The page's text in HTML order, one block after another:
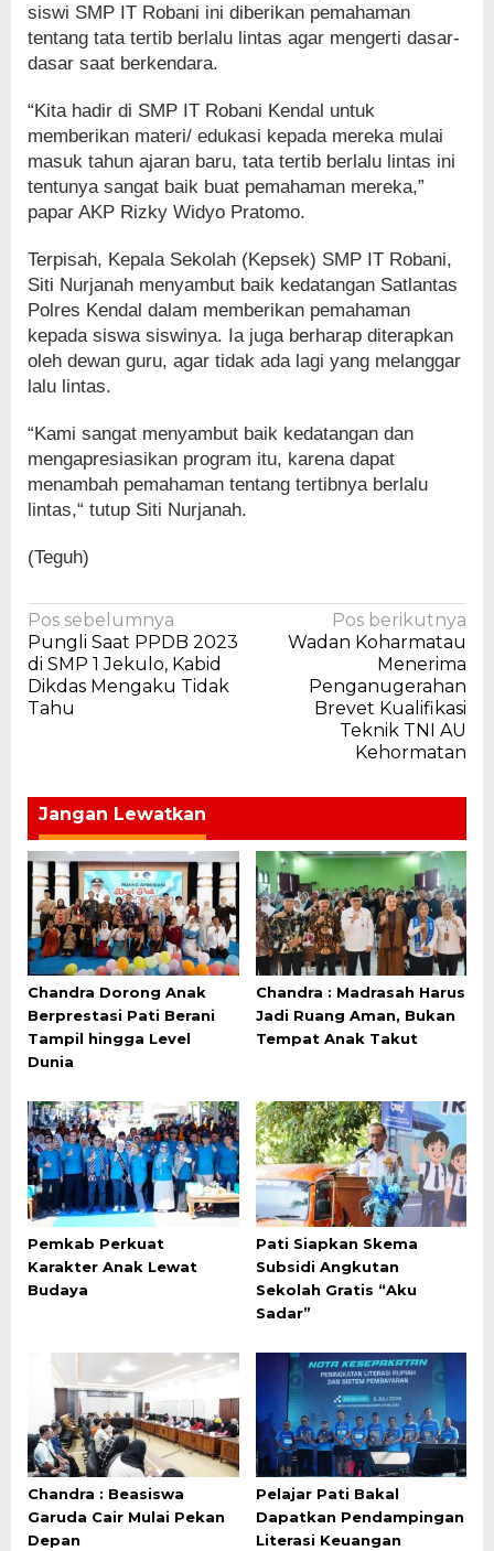
siswi SMP IT Robani ini diberikan pemahaman
tentang tata tertib berlalu lintas agar mengerti dasar-
dasar saat berkendara.
“Kita hadir di SMP IT Robani Kendal untuk
memberikan materi/ edukasi kepada mereka mulai
masuk tahun ajaran baru, tata tertib berlalu lintas ini
tentunya sangat baik buat pemahaman mereka,”
papar AKP Rizky Widyo Pratomo.
Terpisah, Kepala Sekolah (Kepsek) SMP IT Robani,
Siti Nurjanah menyambut baik kedatangan Satlantas
Polres Kendal dalam memberikan pemahaman
kepada siswa siswinya. Ia juga berharap diterapkan
oleh dewan guru, agar tidak ada lagi yang melanggar
lalu lintas.
“Kami sangat menyambut baik kedatangan dan
mengapresiasikan program itu, karena dapat
menambah pemahaman tentang tertibnya berlalu
lintas,“ tutup Siti Nurjanah.
(Teguh)
Navigasi
pos
Pos sebelumnya
Pungli Saat PPDB 2023
di SMP 1 Jekulo, Kabid
Dikdas Mengaku Tidak
Tahu
Pos berikutnya
Wadan Koharmatau
Menerima
Penganugerahan
Brevet Kualifikasi
Teknik TNI AU
Kehormatan
Jangan Lewatkan
Chandra Dorong Anak
Berprestasi Pati Berani
Tampil hingga Level
Dunia
Chandra : Madrasah Harus
Jadi Ruang Aman, Bukan
Tempat Anak Takut
Pemkab Perkuat
Karakter Anak Lewat
Budaya
Pati Siapkan Skema
Subsidi Angkutan
Sekolah Gratis “Aku
Sadar”
Chandra : Beasiswa
Garuda Cair Mulai Pekan
Depan
Pelajar Pati Bakal
Dapatkan Pendampingan
Literasi Keuangan